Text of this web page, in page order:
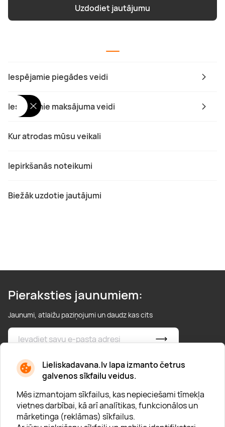
Lieliskadavana.lv lapa izmanto četrus
galvenos sīkfailu veidus.
Mēs izmantojam sīkfailus, kas nepieciešami tīmekļa
vietnes darbībai, kā arī analītikas, funkcionālos un
mārketinga (reklāmas) sīkfailus.
Iespējamie piegādes veidi
Iespējamie maksājuma veidi
Kur atrodas mūsu veikali
Iepirkšanās noteikumi
Biežāk uzdotie jautājumi
Uzdodiet jautājumu
Pieraksties jaunumiem:
Jaunumi, atlaižu paziņojumi un daudz kas cits
* Esmu iepazinies/usies ar privātuma politiku